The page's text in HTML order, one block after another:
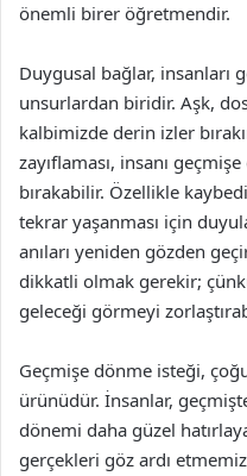
önemli birer öğretmendir.
Duygusal bağlar, insanları
unsurlardan biridir. Aşk,
kalbimizde derin izler
zayıflaması, insanı
bırakabilir. Özellikle
tekrar yaşanması için
anıları yeniden gözden
dikkatli olmak gerekir;
geleceği görmeyi
Geçmişe dönme isteği,
ürünüdür. İnsanlar,
dönemi daha güzel
gerçekleri göz ardı